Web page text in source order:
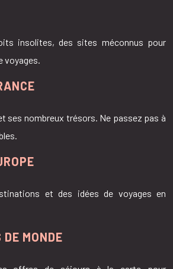
insolites, des sites méconnus pour
voyages.
ses nombreux trésors. Ne passez pas à
et des idées de voyages en
DE MONDE